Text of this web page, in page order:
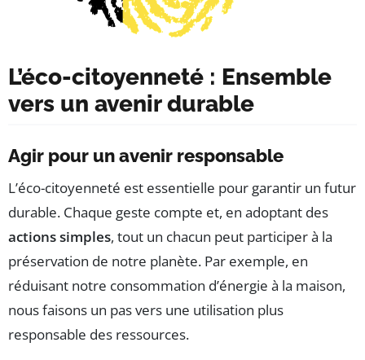
L’éco-citoyenneté : Ensemble
vers un avenir durable
Agir pour un avenir responsable
L’éco-citoyenneté est essentielle pour garantir un futur
durable. Chaque geste compte et, en adoptant des
actions simples, tout un chacun peut participer à la
préservation de notre planète. Par exemple, en
réduisant notre consommation d’énergie à la maison,
nous faisons un pas vers une utilisation plus
responsable des ressources.